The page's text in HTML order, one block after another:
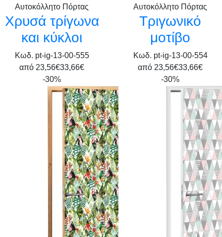
Αυτοκόλλητο Πόρτας
Χρυσά τρίγωνα
και κύκλοι
Κωδ. pt-ig-13-00-555
από 23,56€33,66€
Αυτοκόλλητο Πόρτας
Τριγωνικό
μοτίβο
Κωδ. pt-ig-13-00-554
από 23,56€33,66€
-30%
-30%